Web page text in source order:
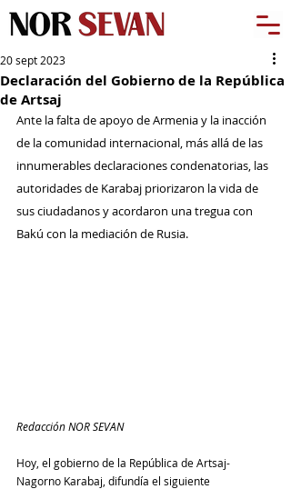
Declaración del Gobierno de la República
de Artsaj
20 sept 2023
Ante la falta de apoyo de Armenia y la inacción
de la comunidad internacional, más allá de las
innumerables declaraciones condenatorias, las
autoridades de Karabaj priorizaron la vida de
sus ciudadanos y acordaron una tregua con
Bakú con la mediación de Rusia.
Redacción NOR SEVAN
Hoy, el gobierno de la República de Artsaj-
Nagorno Karabaj, difundía el siguiente